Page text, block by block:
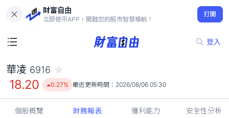
財富自由
立即使用APP，開啟您的股市智慧導航！
打開
登入
18.20
0.27%
華凌 6916
18.20 0.27% 最近更新時間： 2026/08/06 05:30
個股概覽 財務報表 獲利能力 安全性分析